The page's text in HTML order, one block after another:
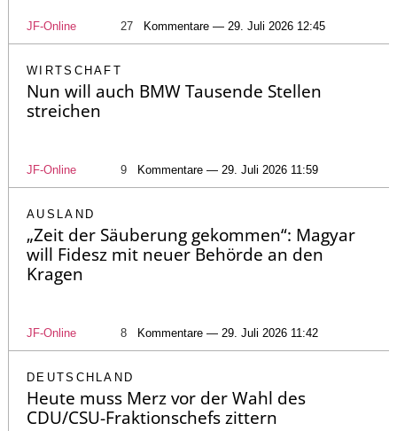
JF-Online 27 Kommentare — 29. Juli 2026 12:45
WIRTSCHAFT
Nun will auch BMW Tausende Stellen
streichen
JF-Online 9 Kommentare — 29. Juli 2026 11:59
AUSLAND
„Zeit der Säuberung gekommen“: Magyar
will Fidesz mit neuer Behörde an den
Kragen
JF-Online 8 Kommentare — 29. Juli 2026 11:42
DEUTSCHLAND
Heute muss Merz vor der Wahl des
CDU/CSU-Fraktionschefs zittern